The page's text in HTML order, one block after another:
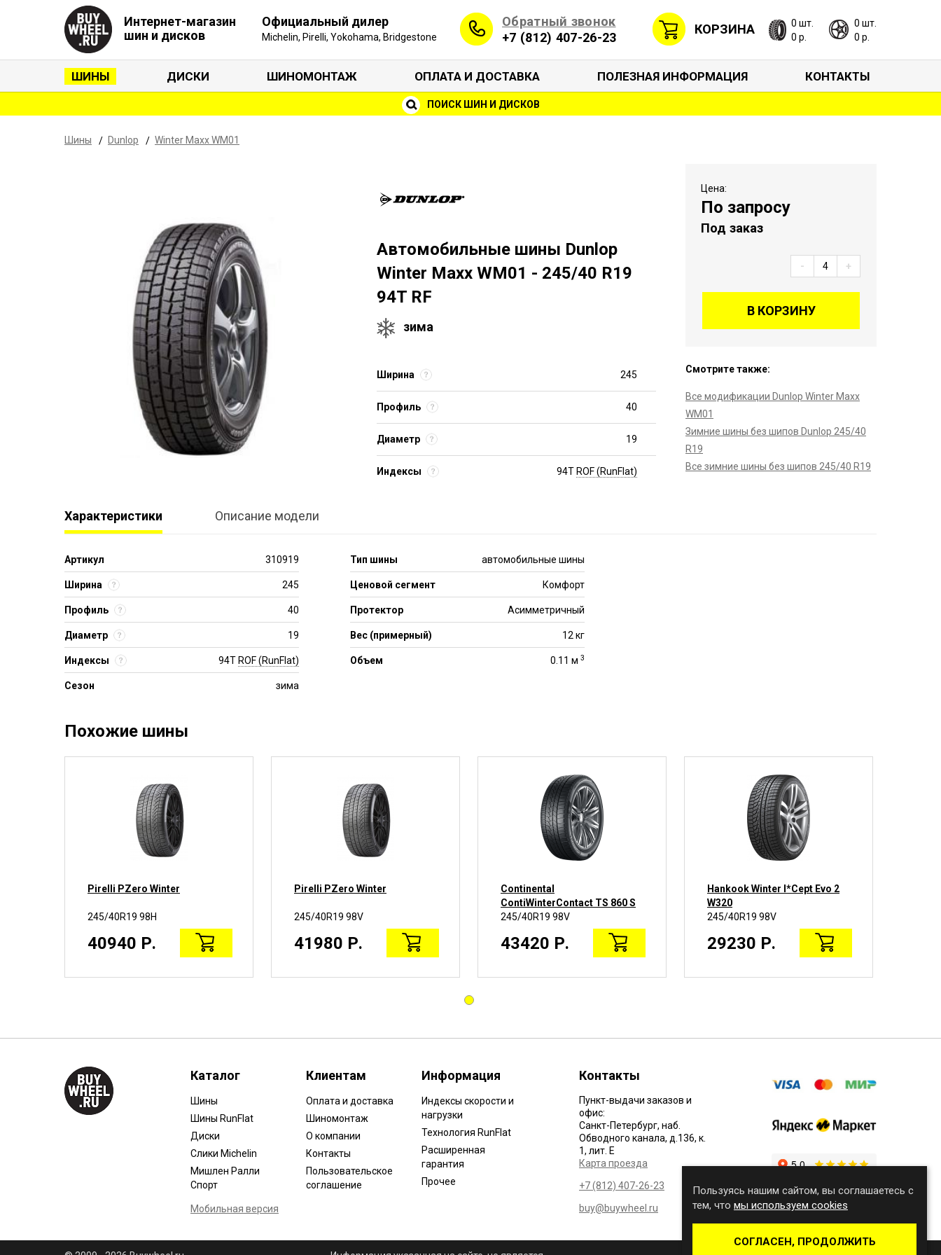
Интернет-магазин
шин и дисков
Официальный дилер
Michelin, Pirelli, Yokohama, Bridgestone
Обратный звонок
+7 (812) 407-26-23
КОРЗИНА
0 шт.
0 р.
0 шт.
0 р.
ШИНЫ ДИСКИ ШИНОМОНТАЖ ОПЛАТА И ДОСТАВКА ПОЛЕЗНАЯ ИНФОРМАЦИЯ КОНТАКТЫ
ПОИСК ШИН И ДИСКОВ
Шины Dunlop Winter Maxx WM01
Автомобильные шины Dunlop
Winter Maxx WM01 - 245/40 R19
94T RF
зима
Ширина 245
Профиль 40
Диаметр 19
Индексы 94T ROF (RunFlat)
Цена:
По запросу
Под заказ
- +
В КОРЗИНУ
Смотрите также:
Все модификации Dunlop Winter Maxx
WM01
Зимние шины без шипов Dunlop 245/40
R19
Все зимние шины без шипов 245/40 R19
Характеристики Описание модели
Артикул 310919
Ширина 245
Профиль 40
Диаметр 19
Индексы 94T ROF (RunFlat)
Сезон зима
Тип шины автомобильные шины
Ценовой сегмент Комфорт
Протектор Асимметричный
Вес (примерный) 12 кг
Объем 0.11 м 3
Похожие шины
Pirelli PZero Winter
245/40R19 98H
40940 Р.
Pirelli PZero Winter
245/40R19 98V
41980 Р.
Continental
ContiWinterContact TS 860 S
245/40R19 98V
43420 Р.
Hankook Winter I*Cept Evo 2
W320
245/40R19 98V
29230 Р.
Каталог
Шины
Шины RunFlat
Диски
Слики Michelin
Мишлен Ралли
Спорт
Мобильная версия
Клиентам
Оплата и доставка
Шиномонтаж
О компании
Контакты
Пользовательское
соглашение
Информация
Индексы скорости и
нагрузки
Технология RunFlat
Расширенная
гарантия
Прочее
Контакты
Пункт-выдачи заказов и
офис:
Санкт-Петербург, наб.
Обводного канала, д.136, к.
1, лит. Е
Карта проезда
+7 (812) 407-26-23
buy@buywheel.ru
Пользуясь нашим сайтом, вы соглашаетесь с
тем, что мы используем cookies
СОГЛАСЕН, ПРОДОЛЖИТЬ